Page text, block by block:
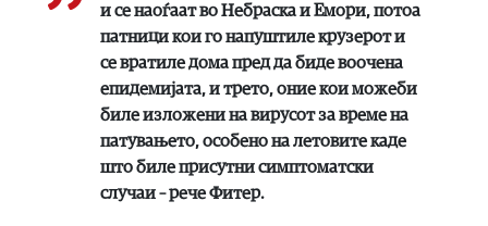
и се наоѓаат во Небраска и Емори, потоа
патници кои го напуштиле крузерот и
се вратиле дома пред да биде воочена
епидемијата, и трето, оние кои можеби
биле изложени на вирусот за време на
патувањето, особено на летовите каде
што биле присутни симптоматски
случаи – рече Фитер.